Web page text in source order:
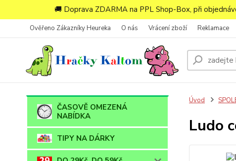
🚚 Doprava ZDARMA na PPL Shop-Box, při
Ověřeno Zákazníky Heureka O nás Vrácení zboží Reklamace
ČASOVĚ OMEZENÁ
NABÍDKA
TIPY NA DÁRKY
Úvod
Ludo